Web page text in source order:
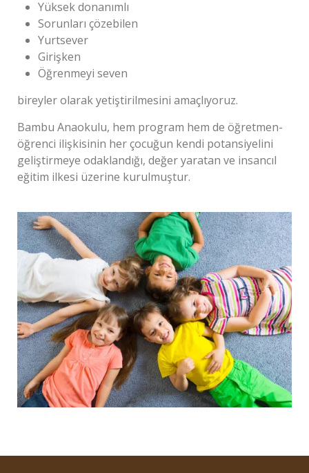
Yüksek donanımlı
Sorunları çözebilen
Yurtsever
Girişken
Öğrenmeyi seven
bireyler olarak yetiştirilmesini amaçlıyoruz.
Bambu Anaokulu, hem program hem de öğretmen-
öğrenci ilişkisinin her çocuğun kendi potansiyelini
geliştirmeye odaklandığı, değer yaratan ve insancıl
eğitim ilkesi üzerine kurulmuştur.